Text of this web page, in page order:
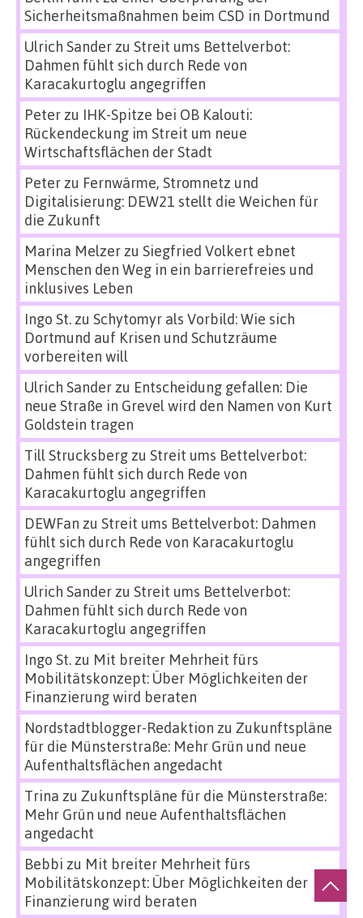
Sicherheitsmaßnahmen beim CSD in Dortmund
Ulrich Sanderzu Streit ums Bettelverbot:
Dahmen fühlt sich durch Rede von
Karacakurtoglu angegriffen
Peterzu IHK-Spitze bei OB Kalouti:
Rückendeckung im Streit um neue
Wirtschaftsflächen der Stadt
Peterzu Fernwärme, Stromnetz und
Digitalisierung: DEW21 stellt die Weichen für
die Zukunft
Marina Melzerzu Siegfried Volkert ebnet
Menschen den Weg in ein barrierefreies und
inklusives Leben
Ingo St.zu Schytomyr als Vorbild: Wie sich
Dortmund auf Krisen und Schutzräume
vorbereiten will
Ulrich Sanderzu Entscheidung gefallen: Die
neue Straße in Grevel wird den Namen von Kurt
Goldstein tragen
Till Strucksbergzu Streit ums Bettelverbot:
Dahmen fühlt sich durch Rede von
Karacakurtoglu angegriffen
DEWFan zu Streit ums Bettelverbot: Dahmen
fühlt sich durch Rede von Karacakurtoglu
angegriffen
Ulrich Sanderzu Streit ums Bettelverbot:
Dahmen fühlt sich durch Rede von
Karacakurtoglu angegriffen
Ingo St.zu Mit breiter Mehrheit fürs
Mobilitätskonzept: Über Möglichkeiten der
Finanzierung wird beraten
Nordstadtblogger-Redaktion zu Zukunftspläne
für die Münsterstraße: Mehr Grün und neue
Aufenthaltsflächen angedacht
Trina zu Zukunftspläne für die Münsterstraße:
Mehr Grün und neue Aufenthaltsflächen
angedacht
Bebbi zu Mit breiter Mehrheit fürs
Mobilitätskonzept: Über Möglichkeiten der
Finanzierung wird beraten